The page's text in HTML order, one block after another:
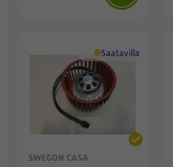
Saatavilla
SWEGON CASA